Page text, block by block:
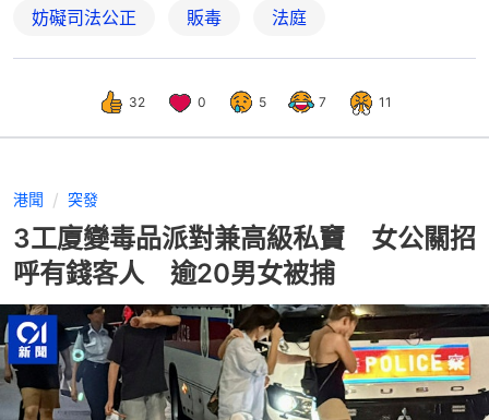
妨礙司法公正 販毒 法庭
32 0 5 7 11
港聞 突發
3工廈變毒品派對兼高級私竇 女公關招
呼有錢客人 逾20男女被捕